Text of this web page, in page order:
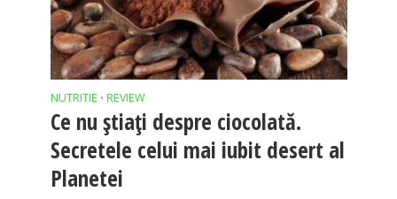
NUTRITIE • REVIEW
Ce nu știați despre ciocolată.
Secretele celui mai iubit desert al
Planetei